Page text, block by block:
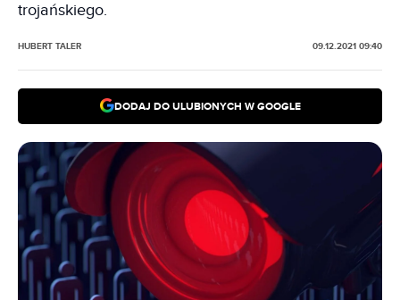
trojańskiego.
HUBERT TALER 09.12.2021 09:40
DODAJ DO ULUBIONYCH W GOOGLE